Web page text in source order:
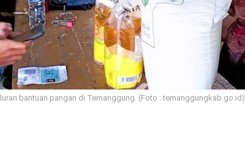
bantuan pangan di Temanggung. (Foto : temanggungkab.go.id)